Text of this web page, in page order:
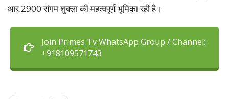
आर.2900 संगम शुक्ला की महत्वपूर्ण भूमिका रही है।
Join Primes Tv WhatsApp Group / Channel:
+918109571743